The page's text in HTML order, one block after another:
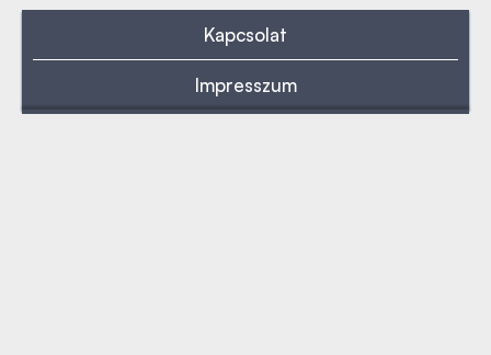
Kapcsolat
Impresszum